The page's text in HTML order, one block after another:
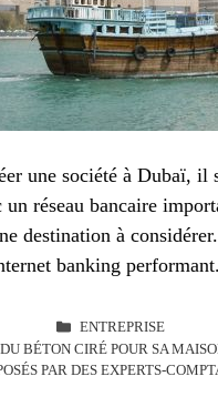
une société à Dubaï, il
réseau bancaire
destination à
banking performant.
CATÉGORIES
ENTREPRISE
BÉTON CIRÉ POUR SA
PAR DES EXPERTS-